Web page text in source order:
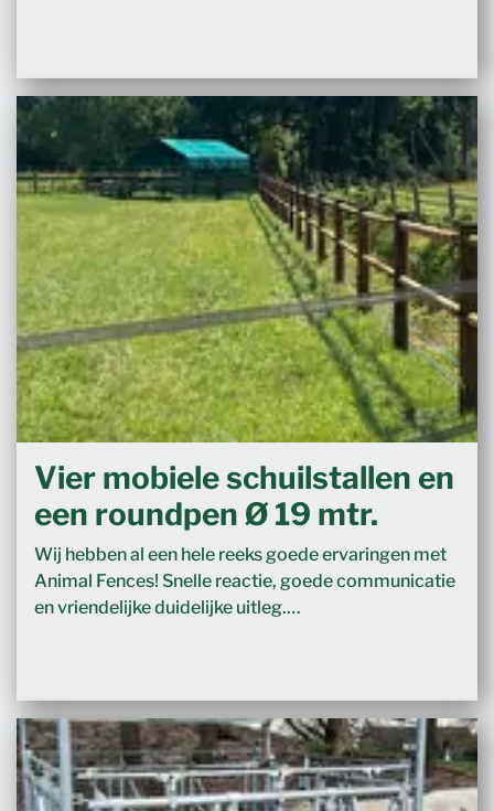
Vier mobiele schuilstallen en
een roundpen Ø 19 mtr.
Wij hebben al een hele reeks goede ervaringen met
Animal Fences! Snelle reactie, goede communicatie
en vriendelijke duidelijke uitleg.…